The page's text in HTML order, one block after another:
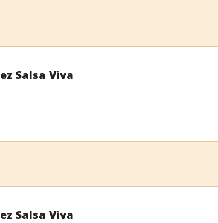
Salsa Viva
Salsa Viva